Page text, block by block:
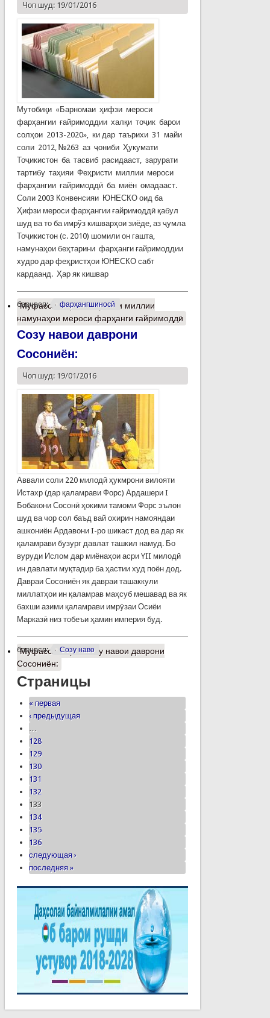
Чоп шуд: 19/01/2016
Мутобиқи «Барномаи ҳифзи мероси
фарҳангии ғайримоддии халқи тоҷик барои
солҳои 2013-2020», ки дар таърихи 31 майи
соли 2012, №263 аз ҷониби Ҳукумати
Тоҷикистон ба тасвиб расидааст, зарурати
тартибу таҳияи Феҳристи миллии мероси
фарҳангии ғайримоддӣ ба миён омадааст.
Соли 2003 Конвенсияи ЮНЕСКО оид ба
Ҳифзи мероси фарҳангии ғайримоддӣ қабул
шуд ва то ба имрўз кишварҳои зиёде, аз ҷумла
Тоҷикистон (с. 2010) шомили он гашта,
намунаҳои беҳтарини фарҳанги ғайримоддии
худро дар феҳристҳои ЮНЕСКО сабт
кардаанд. Ҳар як кишвар
барчасп: фарҳангшиносӣ
Муфассалтаро Феҳристи миллии
намунаҳои мероси фарҳанги ғайримоддӣ
Созу навои даврони
Сосониён:
Чоп шуд: 19/01/2016
Аввали соли 220 милодӣ ҳукмрони вилояти
Истахр (дар қаламрави Форс) Ардашери I
Бобакони Сосонӣ ҳокими тамоми Форс эълон
шуд ва чор сол баъд вай охирин намояндаи
ашкониён Ардавони I-ро шикаст дод ва дар як
қаламрави бузург давлат ташкил намуд. Бо
вуруди Ислом дар миёнаҳои асри YII милодӣ
ин давлати муқтадир ба ҳастии худ поён дод.
Давраи Сосониён як давраи ташаккули
миллатҳои ин қаламрав маҳсуб мешавад ва як
бахши азими қаламрави имрӯзаи Осиёи
Марказӣ низ тобеъи ҳамин империя буд.
барчасп: Созу наво
Муфассалтаро Созу навои даврони
Сосониён:
Страницы
« первая
‹ предыдущая
…
128
129
130
131
132
133
134
135
136
следующая ›
последняя »